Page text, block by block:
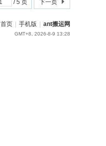
/ 5 页 下一页
首页 手机版 ant搬运网
GMT+8, 2026-8-9 13:28